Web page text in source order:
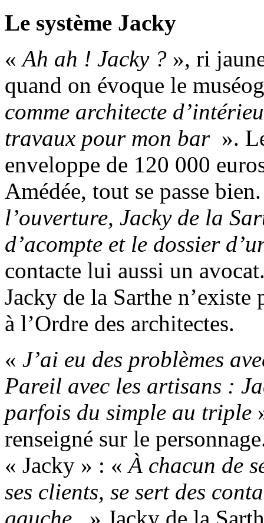
Le système Jacky
«Ah ah ! Jacky ? », ri
quand on évoque le
comme architecte
travaux pour mon bar ».
enveloppe de 120 000
Amédée, tout se passe
l’ouverture, Jacky de la
d’acompte et le dossier
contacte lui aussi un
Jacky de la Sarthe n’existe
à l’Ordre des architectes.
« J’ai eu des problèmes
Pareil avec les artisans :
parfois du simple au triple
renseigné sur le
« Jacky » : «À chacun de
ses clients, se sert des
gauche.
» Jacky de la